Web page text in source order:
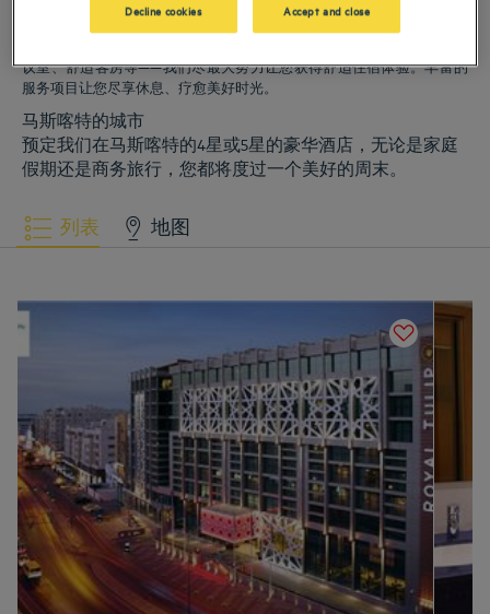
议室、舒适客房等——我们尽最大努力让您获得舒适住宿体验。丰富的
服务项目让您尽享休息、疗愈美好时光。
马斯喀特的城市
预定我们在马斯喀特的4星或5星的豪华酒店，无论是家庭
假期还是商务旅行，您都将度过一个美好的周末。
列表 地图
Decline cookies Accept and close